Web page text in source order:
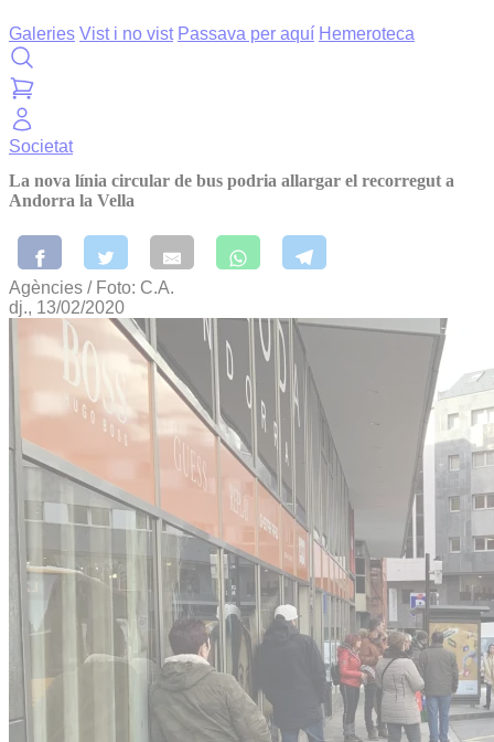
Galeries Vist i no vist Passava per aquí Hemeroteca
Societat
La nova línia circular de bus podria allargar el recorregut a
Andorra la Vella
Agències / Foto: C.A.
dj., 13/02/2020